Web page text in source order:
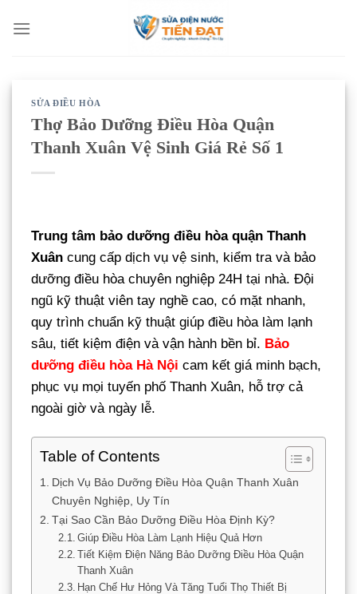
qua
SỬA ĐIỀU HÒA
Thợ Bảo Dưỡng Điều Hòa Quận
Thanh Xuân Vệ Sinh Giá Rẻ Số 1
Trung tâm bảo dưỡng điều hòa quận Thanh
Xuân cung cấp dịch vụ vệ sinh, kiểm tra và bảo
dưỡng điều hòa chuyên nghiệp 24H tại nhà. Đội
ngũ kỹ thuật viên tay nghề cao, có mặt nhanh,
quy trình chuẩn kỹ thuật giúp điều hòa làm lạnh
sâu, tiết kiệm điện và vận hành bền bỉ. Bảo
dưỡng điều hòa Hà Nội cam kết giá minh bạch,
phục vụ mọi tuyến phố Thanh Xuân, hỗ trợ cả
ngoài giờ và ngày lễ.
Table of Contents
Dịch Vụ Bảo Dưỡng Điều Hòa Quận Thanh Xuân
Chuyên Nghiệp, Uy Tín
Tại Sao Cần Bảo Dưỡng Điều Hòa Định Kỳ?
Giúp Điều Hòa Làm Lạnh Hiệu Quả Hơn
Tiết Kiệm Điện Năng Bảo Dưỡng Điều Hòa Quận
Thanh Xuân
Hạn Chế Hư Hỏng Và Tăng Tuổi Thọ Thiết Bị